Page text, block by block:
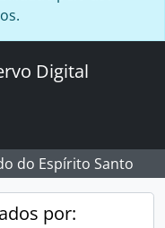
Digital
do Espírito Santo
por: